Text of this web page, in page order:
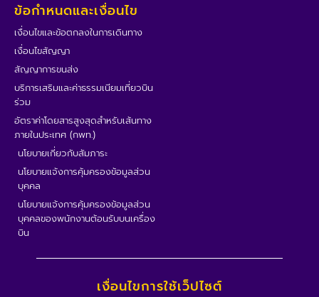
ข้อกำหนดและเงื่อนไข
เงื่อนไขและข้อตกลงในการเดินทาง
เงื่อนไขสัญญา
สัญญาการขนส่ง
บริการเสริมและค่าธรรมเนียมเที่ยวบิน
ร่วม
อัตราค่าโดยสารสูงสุดสำหรับเส้นทาง
ภายในประเทศ (กพท.)
นโยบายเกี่ยวกับสัมภาระ
นโยบายแจ้งการคุ้มครองข้อมูลส่วน
บุคคล
นโยบายแจ้งการคุ้มครองข้อมูลส่วน
บุคคลของพนักงานต้อนรับบนเครื่อง
บิน
เงื่อนไขการใช้เว็ปไซต์